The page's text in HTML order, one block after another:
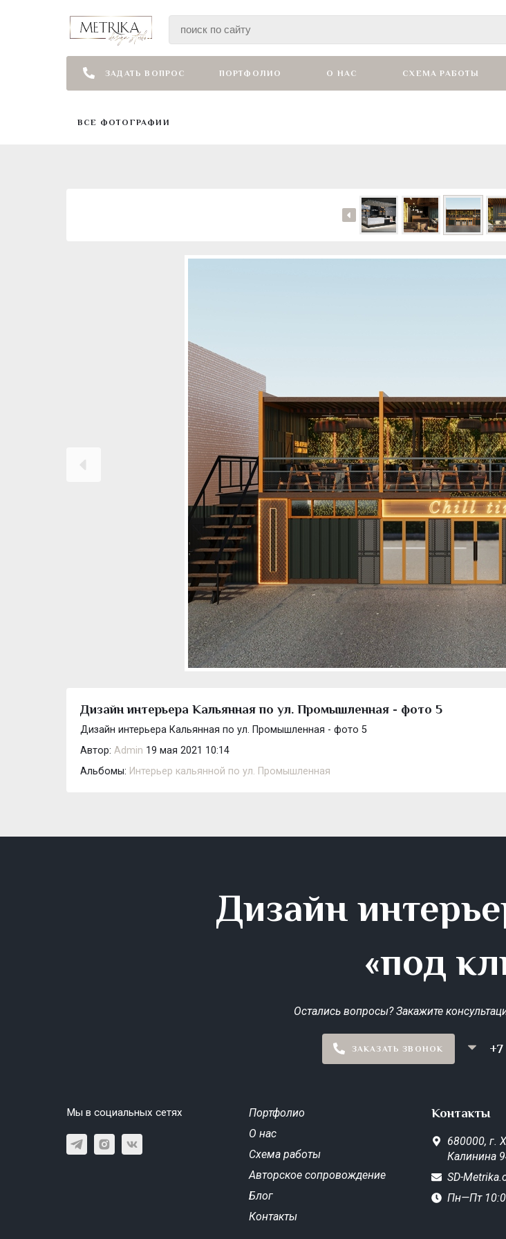
ЗАДАТЬ ВОПРОС ПОРТФОЛИО О НАС СХЕМА РАБОТЫ
ВСЕ ФОТОГРАФИИ
Дизайн интерьера Кальянная по ул. Промышленная - фото 5
Дизайн интерьера Кальянная по ул. Промышленная - фото 5
Автор: Admin 19 мая 2021 10:14
Альбомы: Интерьер кальянной по ул. Промышленная
Дизайн
«под
Остались вопросы? Закажите
ЗАКАЗАТЬ ЗВОНОК
Мы в социальных сетях
Портфолио
О нас
Схема работы
Авторское сопровождение
Блог
Контакты
Контакты
680000, г.
Калинина
SD-
Пн—Пт